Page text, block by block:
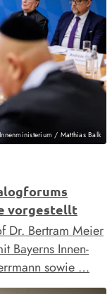
/ Matthias Balk
vorgestellt
Dr. Bertram Meier
Bayerns Innen-
sowie …